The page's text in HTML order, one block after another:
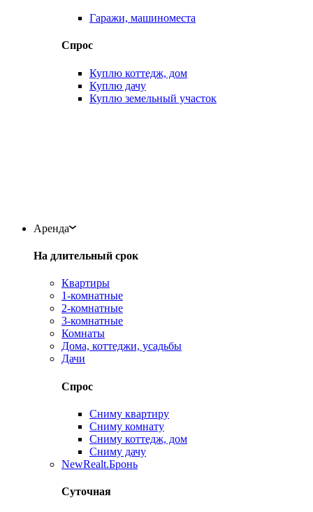
Гаражи, машиноместа
Спрос
Куплю коттедж, дом
Куплю дачу
Куплю земельный участок
Аренда
На длительный срок
Квартиры
1-комнатные
2-комнатные
3-комнатные
Комнаты
Дома, коттеджи, усадьбы
Дачи
Спрос
Сниму квартиру
Сниму комнату
Сниму коттедж, дом
Сниму дачу
NewRealt.Бронь
Суточная